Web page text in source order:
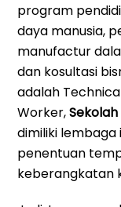
program
daya manusia,
manufactur
dan kosultasi
adalah
Worker,
dimiliki
penentuan
keberangkatan